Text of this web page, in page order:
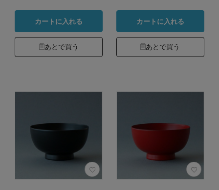
カートに入れる
あとで買う
カートに入れる
あとで買う